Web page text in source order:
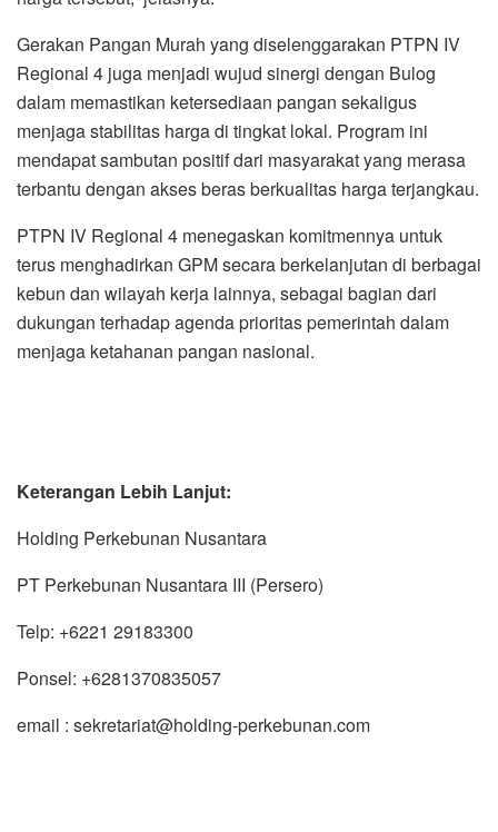
Gerakan Pangan Murah yang diselenggarakan PTPN IV
Regional 4 juga menjadi wujud sinergi dengan Bulog
dalam memastikan ketersediaan pangan sekaligus
menjaga stabilitas harga di tingkat lokal. Program ini
mendapat sambutan positif dari masyarakat yang merasa
terbantu dengan akses beras berkualitas harga terjangkau.
PTPN IV Regional 4 menegaskan komitmennya untuk
terus menghadirkan GPM secara berkelanjutan di berbagai
kebun dan wilayah kerja lainnya, sebagai bagian dari
dukungan terhadap agenda prioritas pemerintah dalam
menjaga ketahanan pangan nasional.
Keterangan Lebih Lanjut:
Holding Perkebunan Nusantara
PT Perkebunan Nusantara III (Persero)
Telp: +6221 29183300
Ponsel: +6281370835057
email : sekretariat@holding-perkebunan.com